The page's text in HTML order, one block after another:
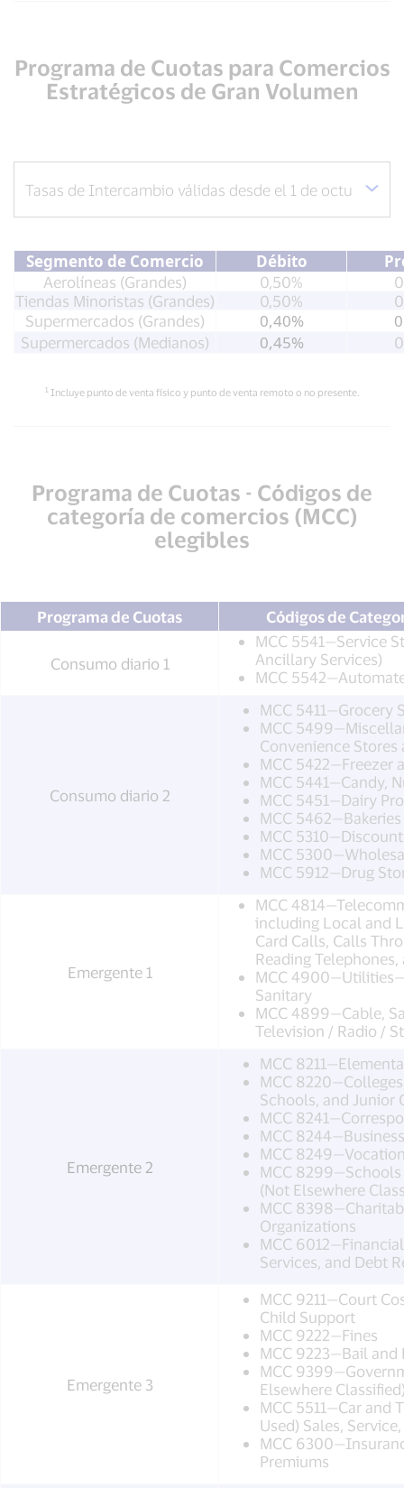
Programa de Cuotas para Comercios
Estratégicos de Gran Volumen
Segmento de Comercio Débito
Aerolíneas (Grandes) 0,50%
Tiendas Minoristas (Grandes) 0,50%
Supermercados (Grandes)
0,40%
Supermercados (Medianos) 0,45%
1 Incluye punto de venta físico y punto de venta remoto o no presente.
Programa de Cuotas - Códigos de
categoría de comercios (MCC)
elegibles
Programa de Cuotas Códigos de
Consumo diario 1
MCC 5541—Service
Ancillary Services)
MCC
Consumo diario 2
MCC 5411—Grocery
MCC
Convenience
MCC 5422—Freezer
MCC 5441—Candy,
MCC 5451—Dairy
MCC 5462—Bakeries
MCC
MCC
MCC 5912—Drug
Emergente 1
MCC
including Local and
Card Calls, Calls
Reading Telephones,
MCC
Sanitary
MCC 4899—Cable,
Television / Radio /
Emergente 2
MCC
MCC
Schools, and Junior
MCC
MCC
MCC
MCC
(Not Elsewhere
MCC
Organizations
MCC
Services, and Debt
Emergente 3
MCC 9211—Court
Child Support
MCC 9222—Fines
MCC 9223—Bail and
MCC
Elsewhere
MCC 5511—Car and
Used) Sales,
MCC
Premiums